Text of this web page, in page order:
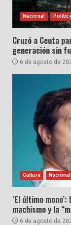
Nacional
Cruzó a Ceuta
generación sin
6 de agosto de
Cultura Nacional
‘El último
machismo y la
6 de agosto de